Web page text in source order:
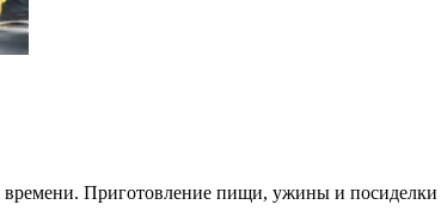
Приготовление пищи, ужины и